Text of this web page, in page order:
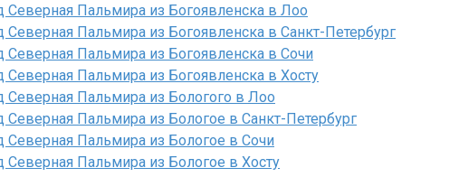
Северная Пальмира из Богоявленска в Лоо
Северная Пальмира из Богоявленска в Санкт-Петербург
Северная Пальмира из Богоявленска в Сочи
Северная Пальмира из Богоявленска в Хосту
Северная Пальмира из Бологого в Лоо
Северная Пальмира из Бологое в Санкт-Петербург
Северная Пальмира из Бологое в Сочи
Северная Пальмира из Бологое в Хосту